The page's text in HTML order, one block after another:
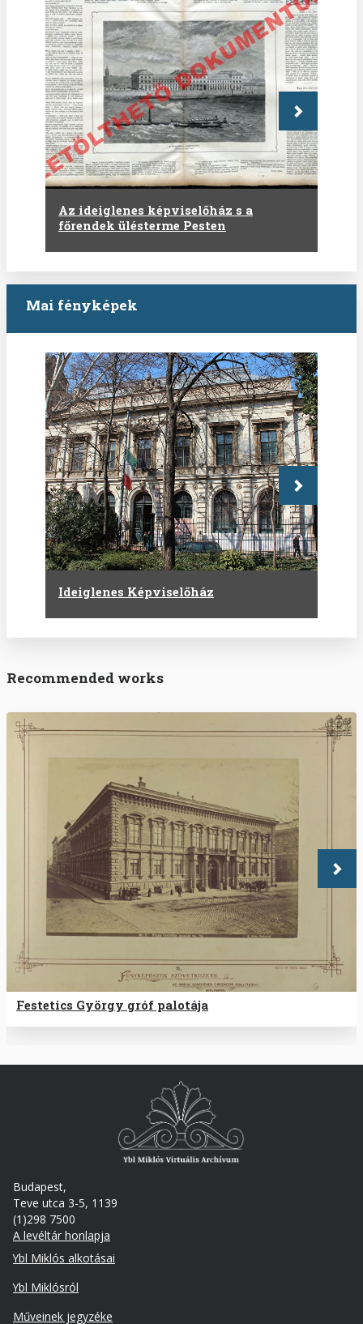
Az ideiglenes képviselőház s a
főrendek ülésterme Pesten
Következő
Mai fényképek
Ideiglenes Képviselőház
Következő
Recommended works
Festetics György gróf palotája
Budapest,
Teve utca 3-5, 1139
(1)298 7500
A levéltár honlapja
Footer
Ybl Miklós alkotásai
Ybl Miklósról
Műveinek jegyzéke